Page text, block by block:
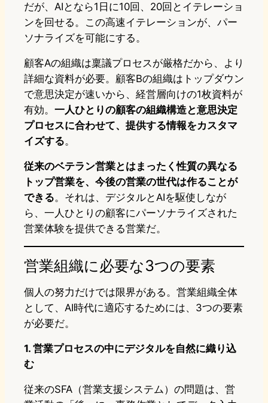
だが、AIとなら1日に10回、20回とイテレーショ
ンを回せる。この高速イテレーションが、パー
ソナライズを可能にする。
顧客Aの組織は稟議プロセスが厳格だから、より
詳細な資料が必要。顧客Bの組織はトップダウン
で意思決定が速いから、経営層向けの1枚資料が
有効。 一人ひとりの顧客の組織構造と意思決定
プロセスに合わせて、提供する情報をカスタマ
イズする。
従来のベテラン営業とはまったく性質の異なる
トップ営業を、今後の営業の世代は作ることが
できる。それは、デジタルとAIを駆使しなが
ら、一人ひとりの顧客にパーソナライズされた
営業体験を提供できる営業だ。
営業組織に必要な3つの要素
個人の努力だけでは限界がある。営業組織全体
として、AI時代に適応するためには、3つの要素
が必要だ。
1. 営業プロセスの中にデジタルを自然に織り込
む
従来のSFA（営業支援システム）の問題は、営